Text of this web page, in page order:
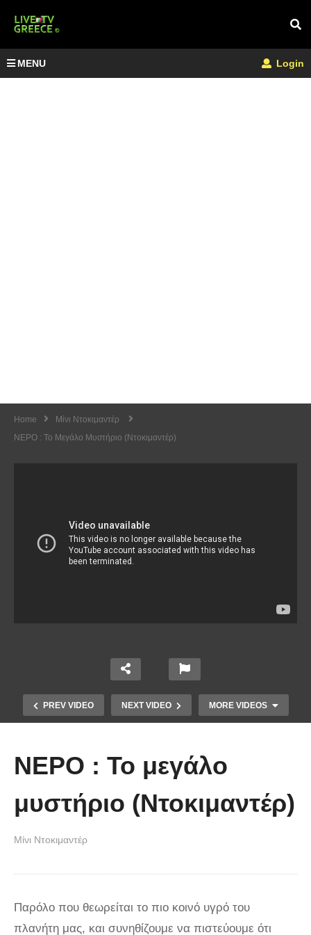
MENU Login
Home
Μίνι Ντοκιμαντέρ
ΝΕΡΟ : Το Μεγάλο Μυστήριο (Ντοκιμαντέρ)
PREV VIDEO NEXT VIDEO MORE VIDEOS
Άκολη: Η ελληνική παραλία με τα
ΝΕΡΟ : Το μεγάλο
μυστήριο (Ντοκιμαντέρ)
Μίνι Ντοκιμαντέρ
Παρόλο που θεωρείται το πιο κοινό υγρό του
πλανήτη μας, και συνηθίζουμε να πιστεύουμε ότι